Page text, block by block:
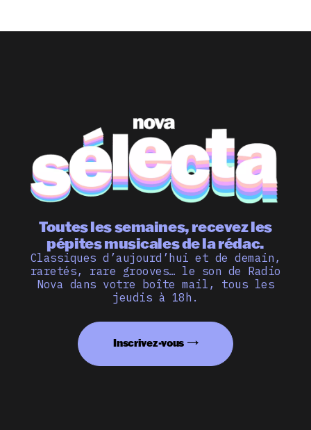
Toutes les semaines, recevez les
pépites musicales de la rédac.
Classiques d’aujourd’hui et de demain,
raretés, rare grooves… le son de Radio
Nova dans votre boîte mail, tous les
jeudis à 18h.
Inscrivez-vous